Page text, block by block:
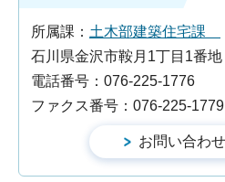
所属課： 土木部建築住宅課
石川県金沢市鞍月1丁目1番地
電話番号：076-225-1776
ファクス番号：076-225-1779